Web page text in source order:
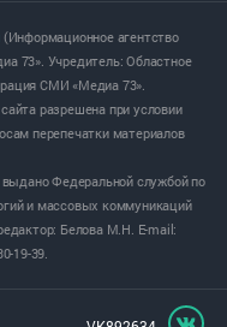
(Информационное агентство
73». Учредитель: Областное
СМИ «Медиа 73».
разрешена при условии
перепечатки материалов
Федеральной службой по
и массовых коммуникаций
Белова М.Н. E-mail:
19-39.